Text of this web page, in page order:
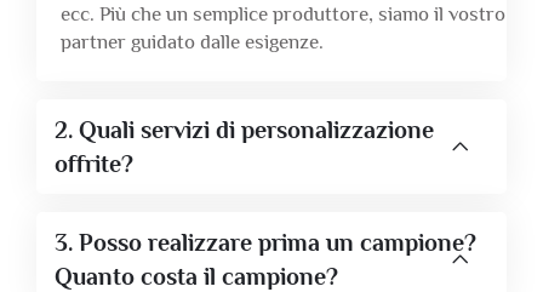
ecc. Più che un semplice produttore, siamo il vostro
partner guidato dalle esigenze.
2. Quali servizi di personalizzazione
offrite?
3. Posso realizzare prima un campione?
Quanto costa il campione?